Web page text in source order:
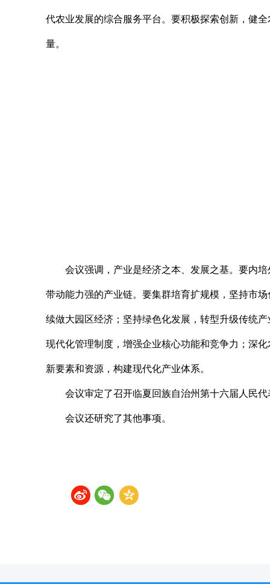
代农业发展的综合服务平台。要积极探索创新，健
量。
会议强调，产业是经济之本、发展之基。要内
带动能力强的产业链。要集群培育扩规模，坚持市
续做大园区经济；坚持绿色化发展，转型升级传统
现代化管理制度，增强企业核心功能和竞争力；深
新要素和资源，构建现代化产业体系。
会议审定了召开临夏回族自治州第十六届人民
会议还研究了其他事项。